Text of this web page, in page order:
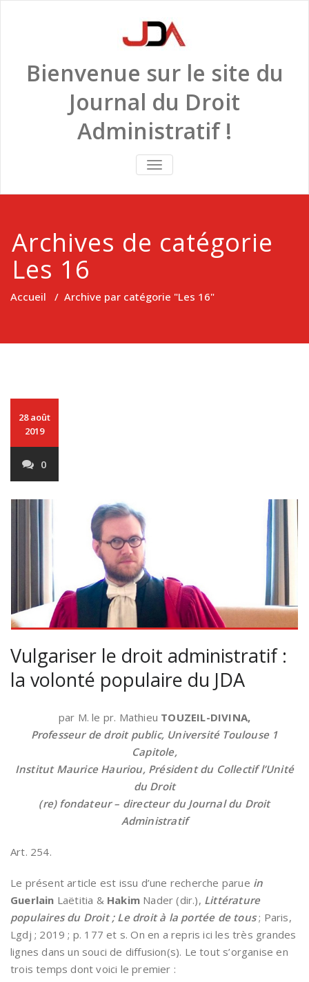
Bienvenue sur le site du
Journal du Droit
Administratif !
TOGGLE
NAVIGATION
Archives de catégorie
Les 16
Accueil / Archive par catégorie "Les 16"
28 août
2019
0
Vulgariser le droit administratif :
la volonté populaire du JDA
par M. le pr. Mathieu TOUZEIL-DIVINA,
Professeur de droit public, Université Toulouse 1
Capitole,
Institut Maurice Hauriou, Président du Collectif l’Unité
du Droit
(re) fondateur – directeur du Journal du Droit
Administratif
Art. 254.
Le présent article est issu d’une recherche parue in
Guerlain Laëtitia & Hakim Nader (dir.), Littérature
populaires du Droit ; Le droit à la portée de tous; Paris,
Lgdj ; 2019 ; p. 177 et s. On en a repris ici les très grandes
lignes dans un souci de diffusion(s). Le tout s’organise en
trois temps dont voici le premier :